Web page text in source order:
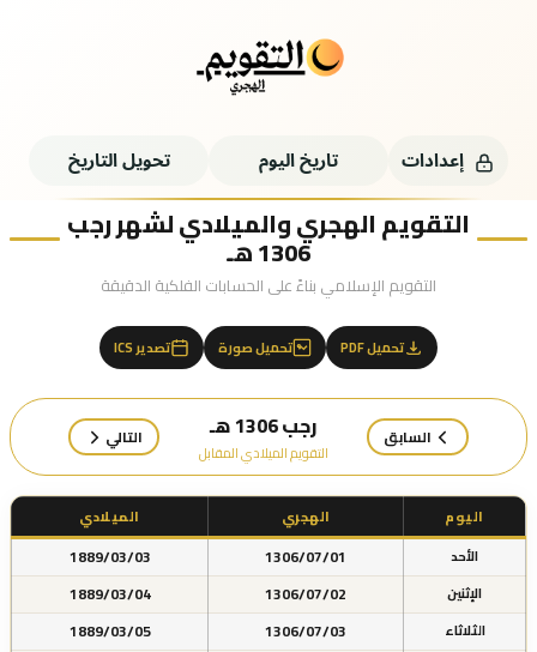
إعدادات تاريخ اليوم تحويل التاريخ
التقويم الهجري والميلادي لشهر رجب
1306 هـ
التقويم الإسلامي بناءً على الحسابات الفلكية الدقيقة
تحميل PDF تحميل صورة تصدير ICS
السابق رجب 1306 هـ
التقويم الميلادي المقابل
التالي
اليوم الهجري
الميلادي
الأحد
1306/07/01
1889/03/03
الإثنين 1306/07/02
1889/03/04
الثلاثاء 1306/07/03
1889/03/05